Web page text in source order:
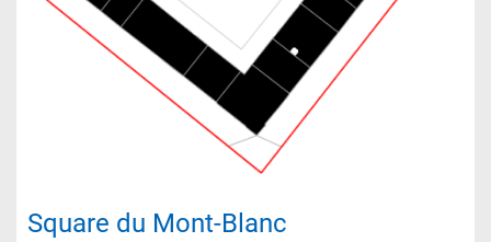
Square du Mont-Blanc